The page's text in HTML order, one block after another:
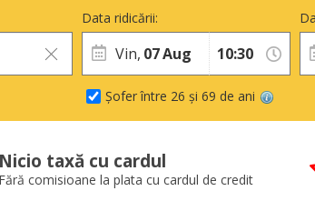
Data ridicării:
Vin, 07Aug
Șofer între 26 și 69 de ani
Nicio taxă cu cardul
Fără comisioane la plata cu cardul de credit